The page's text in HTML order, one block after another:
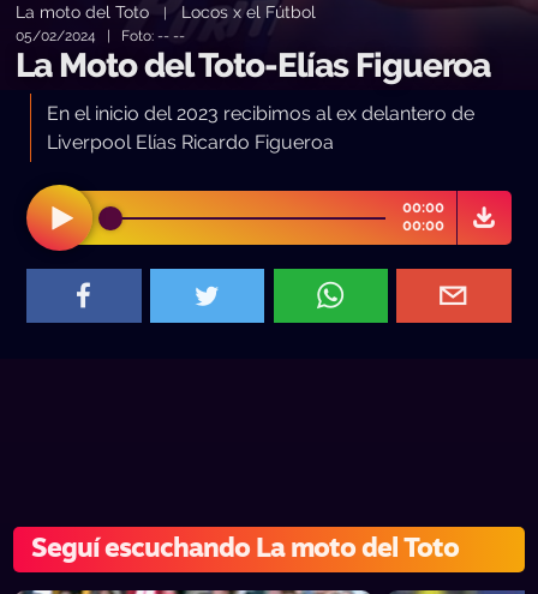
La moto del Toto Locos x el Fútbol
05/02/2024 | Foto: -- --
La Moto del Toto-Elías Figueroa
En el inicio del 2023 recibimos al ex delantero de
Liverpool Elías Ricardo Figueroa
00:00
00:00
Seguí escuchando La moto del Toto